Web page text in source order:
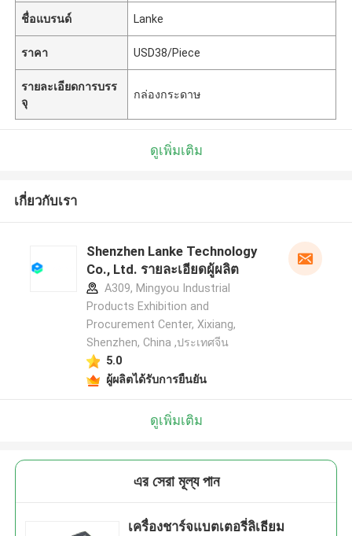
ชื่อแบรนด์ Lanke
ราคา USD38/Piece
รายละเอียดการบรร
จุ
กล่องกระดาษ
ดูเพิ่มเติม
เกี่ยวกับเรา
Shenzhen Lanke Technology
Co., Ltd. รายละเอียดผู้ผลิต
A309, Mingyou Industrial
Products Exhibition and
Procurement Center, Xixiang,
Shenzhen, China ,ประเทศจีน
5.0
ผู้ผลิตได้รับการยืนยัน
ดูเพิ่มเติม
এর সেরা মূল্য পান
เครื่องชาร์จแบตเตอรี่ลิเธียม